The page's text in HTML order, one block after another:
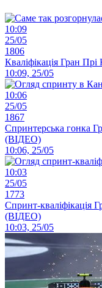
10:09
25/05
1806
Кваліфікація Гран
10:09, 25/05
10:06
25/05
1867
Спринтерська гонка
(ВІДЕО)
10:06, 25/05
10:03
25/05
1773
Спринт-кваліфікація
(ВІДЕО)
10:03, 25/05